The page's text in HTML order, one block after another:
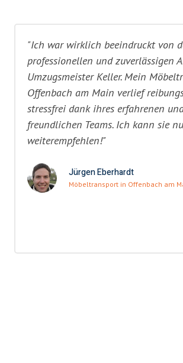
"Ich war wirklich beeindruckt von
professionellen und zuverlässigen
Umzugsmeister Keller. Mein
Offenbach am Main verlief
stressfrei dank ihres erfahrenen
freundlichen Teams. Ich kann sie
weiterempfehlen!"
Jürgen Eberhardt
Möbeltransport in Offenbach am